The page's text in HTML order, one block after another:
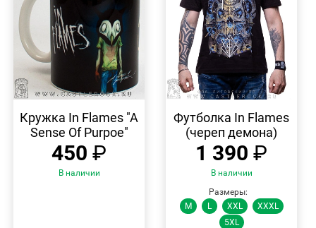
ПРОСМОТР
Кружка In Flames "A
Sense Of Purpoe"
450 ₽
В наличии
ПРОСМОТР
Футболка In Flames
(череп демона)
1 390 ₽
В наличии
Размеры:
M
L XXL
XXXL
5XL